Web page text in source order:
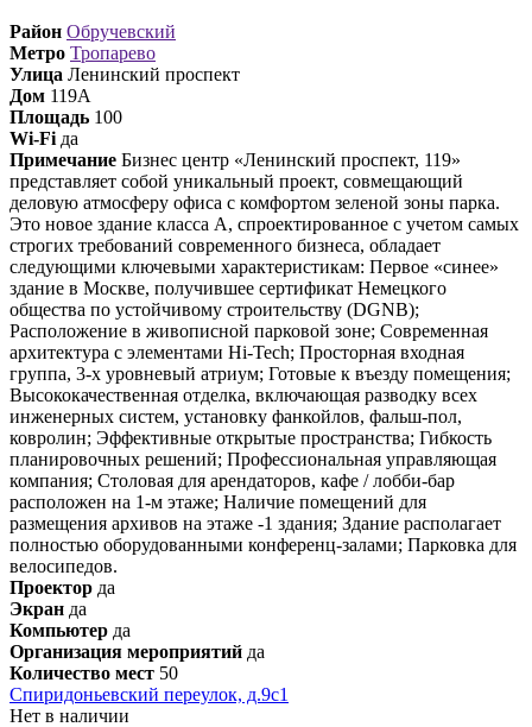
Район Обручевский
Метро Тропарево
Улица Ленинский проспект
Дом 119А
Площадь 100
Wi-Fi да
Примечание Бизнес центр «Ленинский проспект, 119»
представляет собой уникальный проект, совмещающий
деловую атмосферу офиса с комфортом зеленой зоны парка.
Это новое здание класса А, спроектированное с учетом самых
строгих требований современного бизнеса, обладает
следующими ключевыми характеристикам: Первое «синее»
здание в Москве, получившее сертификат Немецкого
общества по устойчивому строительству (DGNB);
Расположение в живописной парковой зоне; Современная
архитектура с элементами Hi-Tech; Просторная входная
группа, 3-х уровневый атриум; Готовые к въезду помещения;
Высококачественная отделка, включающая разводку всех
инженерных систем, установку фанкойлов, фальш-пол,
ковролин; Эффективные открытые пространства; Гибкость
планировочных решений; Профессиональная управляющая
компания; Столовая для арендаторов, кафе / лобби-бар
расположен на 1-м этаже; Наличие помещений для
размещения архивов на этаже -1 здания; Здание располагает
полностью оборудованными конференц-залами; Парковка для
велосипедов.
Проектор да
Экран да
Компьютер да
Организация мероприятий да
Количество мест 50
Спиридоньевский переулок, д.9с1
Нет в наличии